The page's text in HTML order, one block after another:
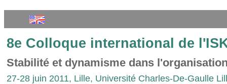
8e Colloque international de
Stabilité et dynamisme dans
27-28 juin 2011, Lille, Université Charles-De-Gaulle